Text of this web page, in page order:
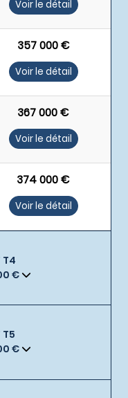
Voir le détail
357 000 €
Voir le détail
367 000 €
Voir le détail
374 000 €
Voir le détail
T4
€
T5
€